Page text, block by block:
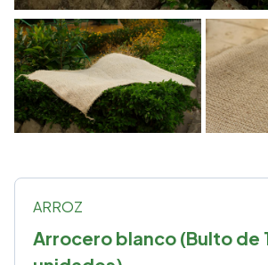
ARROZ
Arrocero blanco (Bulto de